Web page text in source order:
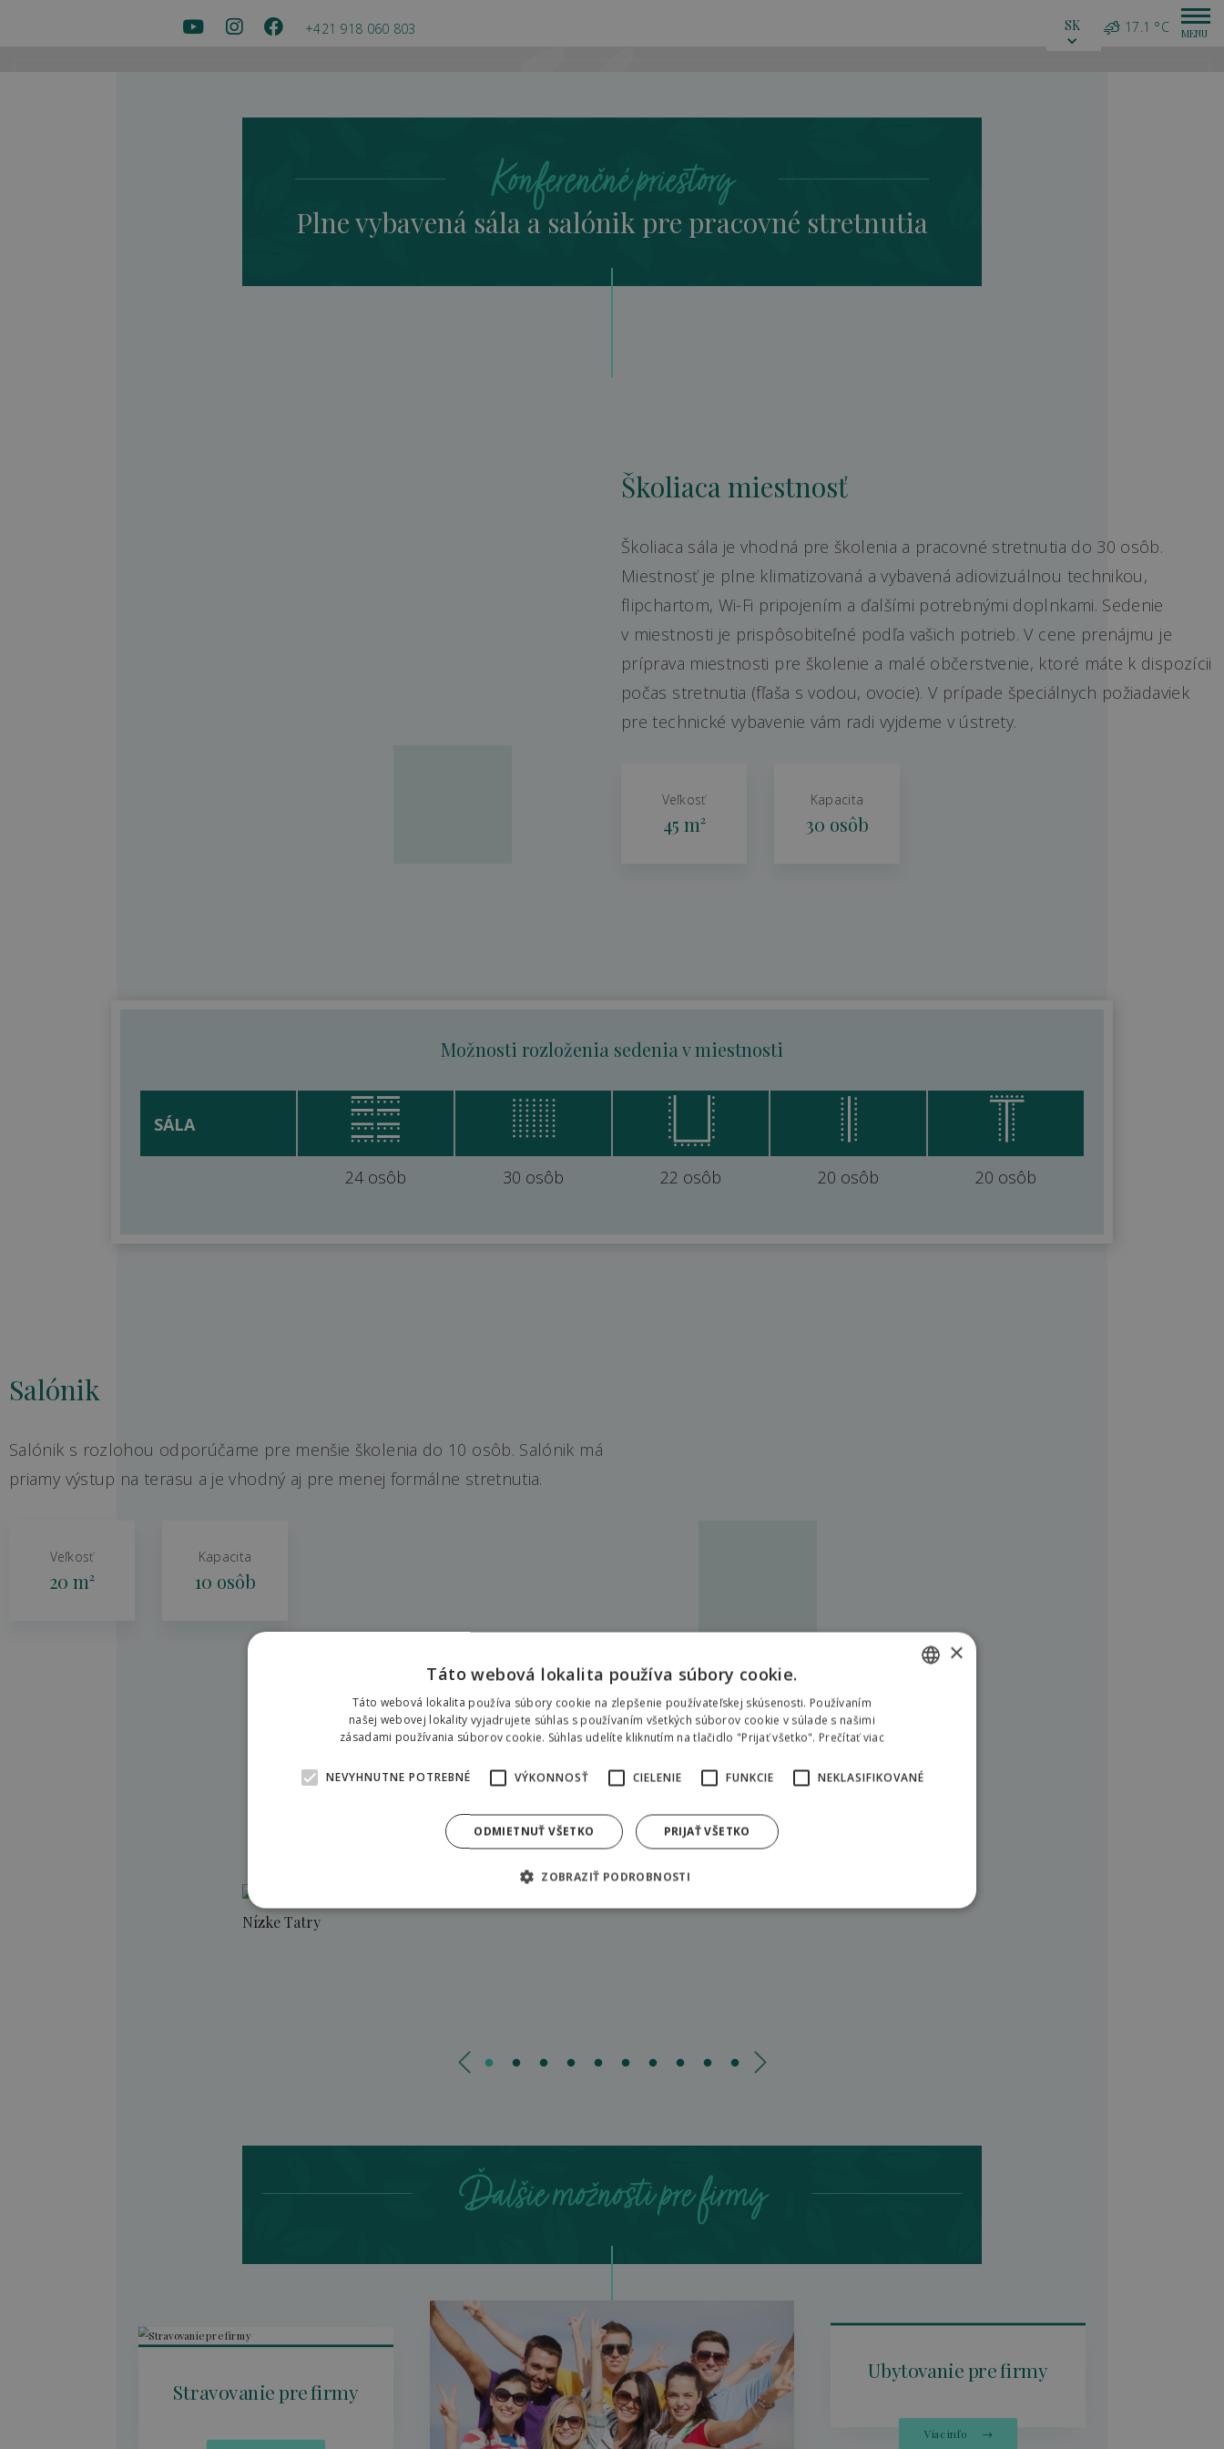
+421 918 060 803 17.1 °C
SK
Konferenčné priestory
Konferenčné priestory
Plne vybavená sála a salónik pre pracovné stretnutia
Školiaca miestnosť
Školiaca sála je vhodná pre školenia a pracovné stretnutia do 30 osôb.
Miestnosť je plne klimatizovaná a vybavená adiovizuálnou technikou,
flipchartom, Wi-Fi pripojením a ďalšími potrebnými doplnkami. Sedenie
v miestnosti je prispôsobiteľné podľa vašich potrieb. V cene prenájmu je
príprava miestnosti pre školenie a malé občerstvenie, ktoré máte k dispozícii
počas stretnutia (fľaša s vodou, ovocie). V prípade špeciálnych požiadaviek
pre technické vybavenie vám radi vyjdeme v ústrety.
Veľkosť
45 m²
Kapacita
30 osôb
Možnosti rozloženia sedenia v miestnosti
SÁLA
24 osôb 30 osôb 22 osôb 20 osôb 20 osôb
Salónik
Salónik s rozlohou odporúčame pre menšie školenia do 10 osôb. Salónik má
priamy výstup na terasu a je vhodný aj pre menej formálne stretnutia.
Veľkosť
20 m²
Kapacita
10 osôb
Galéria priestorov
Ďalšie možnosti pre firmy
Stravovanie pre firmy
Ubytovanie pre firmy
Viac info
×
Táto webová lokalita používa súbory cookie.
Táto webová lokalita používa súbory cookie na zlepšenie používateľskej skúsenosti. Používaním
našej webovej lokality vyjadrujete súhlas s používaním všetkých súborov cookie v súlade s našimi
zásadami používania súborov cookie. Súhlas udelíte kliknutím na tlačidlo "Prijať všetko". Prečítať viac
NEVYHNUTNE POTREBNÉ VÝKONNOSŤ CIELENIE FUNKCIE NEKLASIFIKOVANÉ
PRIJAŤ VŠETKO
ODMIETNUŤ VŠETKO
ZOBRAZIŤ PODROBNOSTI